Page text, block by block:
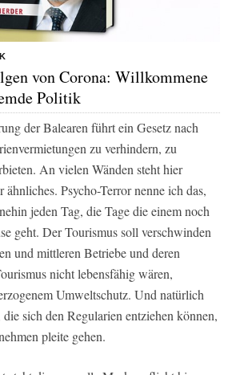
von Corona: Willkommene
Politik
der Balearen führt ein Gesetz nach
zu verhindern, zu
An vielen Wänden steht hier
ähnliches. Psycho-Terror nenne ich das,
jeden Tag, die Tage die einem noch
geht. Der Tourismus soll verschwinden
und mittleren Betriebe und deren
nicht lebensfähig wären,
Umweltschutz. Und natürlich
sich den Regularien entziehen können,
pleite gehen.